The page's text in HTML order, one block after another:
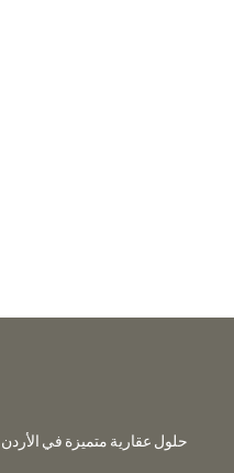
حلول عقارية متميزة في الأردن